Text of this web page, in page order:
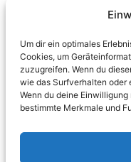
Um dir ein optimales
Cookies, um
zuzugreifen. Wenn du
wie das Surfverhalten oder
Wenn du deine
bestimmte Merkmale und